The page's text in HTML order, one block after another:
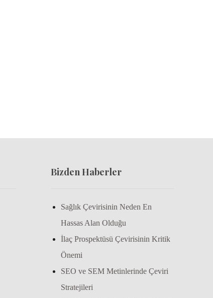
Bizden Haberler
Sağlık Çevirisinin Neden En
Hassas Alan Olduğu
İlaç Prospektüsü Çevirisinin Kritik
Önemi
SEO ve SEM Metinlerinde Çeviri
Stratejileri